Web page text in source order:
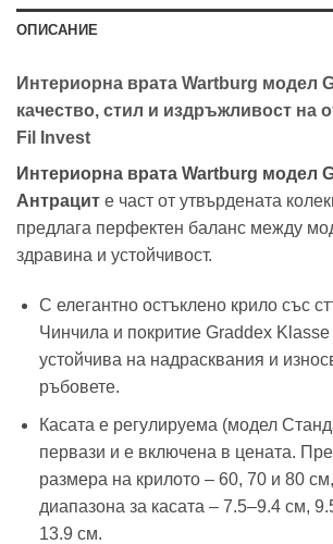
ОПИСАНИЕ
Интериорна врата Wartburg модел
качество, стил и издръжливост на
Fil Invest
Интериорна врата Wartburg модел
Антрацит е част от утвърдената
предлага перфектен баланс между
здравина и устойчивост.
С елегантно остъклено крило със
Чинчила и покритие Graddex Klasse
устойчива на надрасквания и
ръбовете.
Касата е регулируема (модел
первази и е включена в цената.
размера на крилото – 60, 70 и 80
диапазона за касата – 7.5–9.4 см,
13.9 см.